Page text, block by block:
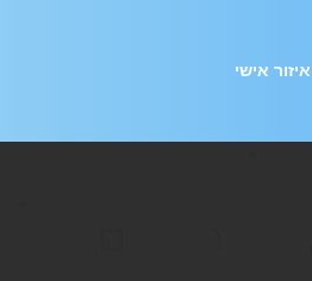
איזור אישי